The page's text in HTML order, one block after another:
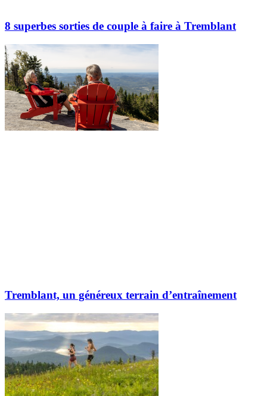
8 superbes sorties de couple à faire à Tremblant
Tremblant, un généreux terrain d’entraînement